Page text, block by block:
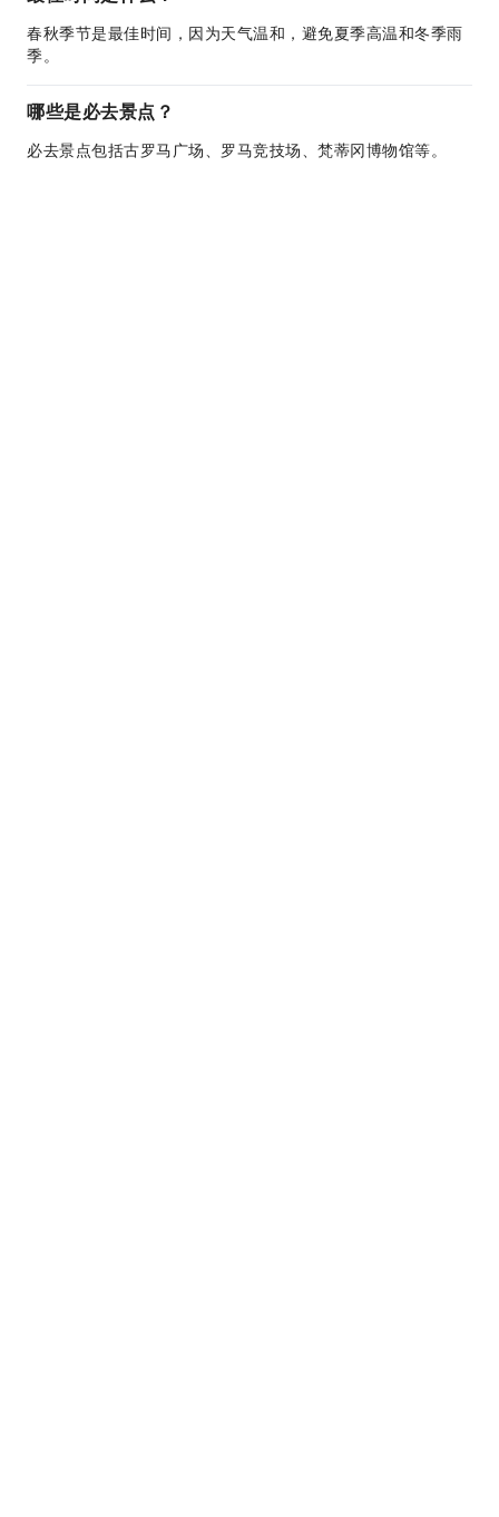
春秋季节是最佳时间，因为天气温和，避免夏季高温和冬季雨
季。
哪些是必去景点？
必去景点包括古罗马广场、罗马竞技场、梵蒂冈博物馆等。